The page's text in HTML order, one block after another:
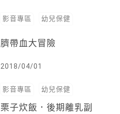
影音專區 幼兒保健
臍帶血大冒險
2018/04/01
影音專區 幼兒保健
栗子炊飯．後期離乳副